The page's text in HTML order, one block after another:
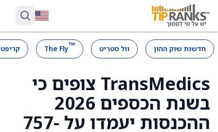
חדשות שוק ההון וול סטריט ™
The Fly
TransMedics צופים כי
בשנת הכספים 2026
ההכנסות יעמדו על 757-